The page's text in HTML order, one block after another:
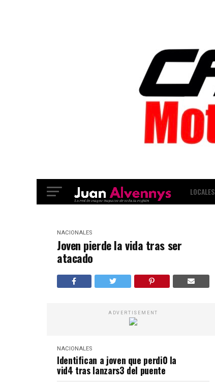
LOCALES
NACIONALES
Joven pierde la vida tras ser
atacado
ADVERTISEMENT
NACIONALES
Identifican a joven que perdi0 la
vid4 tras lanzars3 del puente